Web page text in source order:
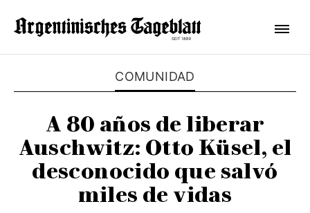
COMUNIDAD
A 80 años de liberar
Auschwitz: Otto Küsel, el
desconocido que salvó
miles de vidas